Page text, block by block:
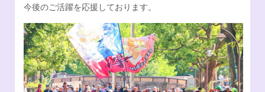
今後のご活躍を応援しております。